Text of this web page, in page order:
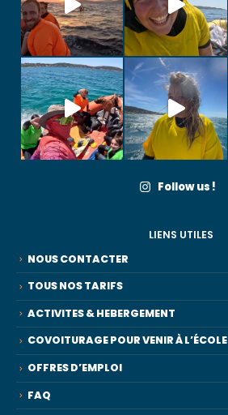
Follow us !
LIENS UTILES
NOUS CONTACTER
TOUS NOS TARIFS
ACTIVITES & HEBERGEMENT
COVOITURAGE POUR VENIR À L’ÉCOLE
OFFRES D’EMPLOI
FAQ